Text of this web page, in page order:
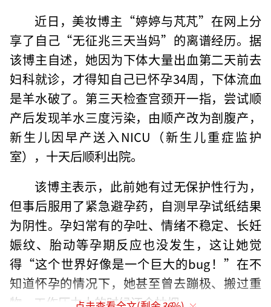
近日，美妆博主“婷婷与芃芃”在网上分
享了自己“无征兆三天当妈”的离谱经历。据
该博主自述，她因为下体大量出血第二天前去
妇科就诊，才得知自己已怀孕34周，下体流血
是羊水破了。第三天检查宫颈开一指，尝试顺
产后发现羊水三度污染，由顺产改为剖腹产，
新生儿因早产送入NICU（新生儿重症监护
室），十天后顺利出院。
该博主表示，此前她有过无保护性行为，
但事后服用了紧急避孕药，自测早孕试纸结果
为阴性。孕妇常有的孕吐、情绪不稳定、长妊
娠纹、胎动等孕期反应也没发生，这让她觉
得“这个世界好像是一个巨大的bug！”在不
知道怀孕的情况下，她甚至曾去蹦极、搬过重
物，工作压力大的时候还会抽烟。